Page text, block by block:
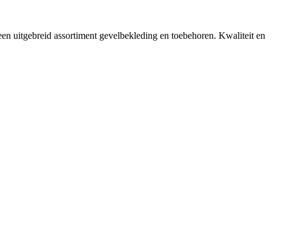
uitgebreid assortiment gevelbekleding en toebehoren. Kwaliteit en